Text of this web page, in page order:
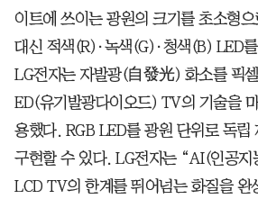
이트에 쓰이는 광원의 크기를 초소형
대신 적색(R)∙녹색(G)∙청색(B) LED
LG전자는 자발광(自發光) 화소를 픽
ED(유기발광다이오드) TV의 기술을
용했다. RGB LED를 광원 단위로 독립
구현할 수 있다. LG전자는 “AI(인공지
LCD TV의 한계를 뛰어넘는 화질을 완